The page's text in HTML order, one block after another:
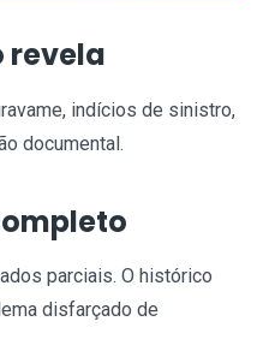
revela
indícios de sinistro,
documental.
parciais. O histórico
disfarçado de